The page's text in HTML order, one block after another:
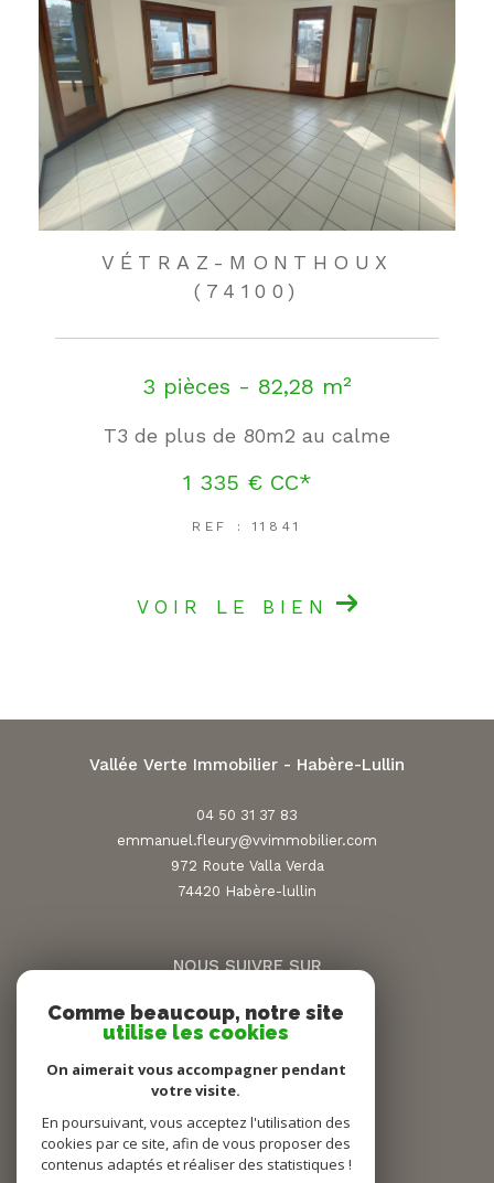
VÉTRAZ-MONTHOUX
(74100)
3 pièces - 82,28 m²
T3 de plus de 80m2 au calme
1 335 € CC*
REF : 11841
VOIR LE BIEN
Vallée Verte Immobilier - Habère-Lullin
04 50 31 37 83
emmanuel.fleury@vvimmobilier.com
972 Route Valla Verda
74420
habère-lullin
NOUS SUIVRE SUR
ADHÉRENTS
Comme beaucoup, notre site
utilise les cookies
On aimerait vous accompagner pendant
votre visite.
En poursuivant, vous acceptez l'utilisation des
cookies par ce site, afin de vous proposer des
contenus adaptés et réaliser des statistiques !